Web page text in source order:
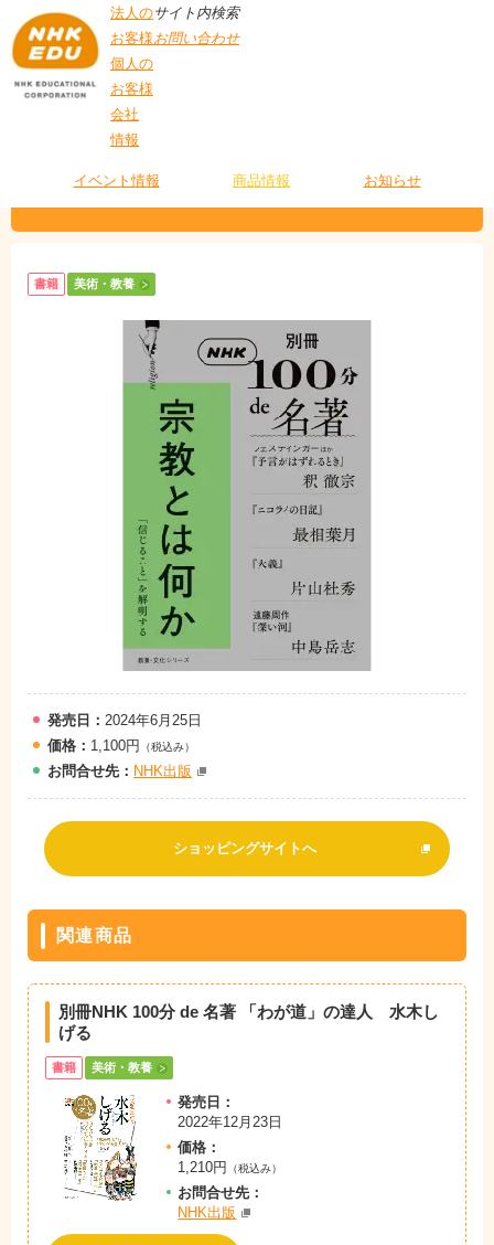
法人の
お客様
個人の
お客様
会社
情報
サイト内検索
お問い合わせ
イベント情報 商品情報 お知らせ
書籍 美術・教養
発売日： 2024年6月25日
価格： 1,100円 （税込み）
お問合せ先： NHK出版
ショッピングサイトへ
関連商品
別冊NHK 100分 de 名著 「わが道」の達人 水木し
げる
書籍 美術・教養
発売日：
2022年12月23日
価格：
1,210円
（税込み）
お問合せ先：
NHK出版